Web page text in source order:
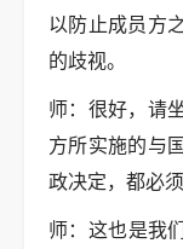
以防止成员方
的歧视。
师：很好，请
方所实施的与
政决定，都必
师：这也是我